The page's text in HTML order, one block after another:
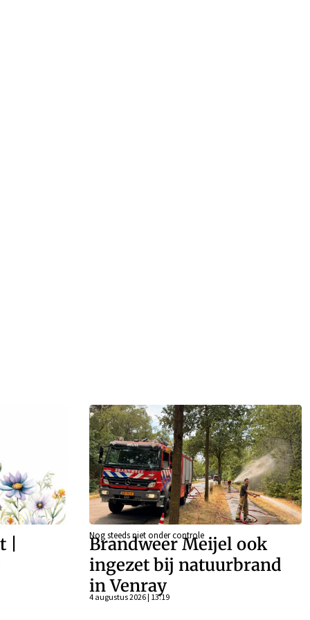
Nog steeds niet onder controle
Brandweer Meijel ook
ingezet bij natuurbrand
in Venray
4 augustus 2026 | 13:19